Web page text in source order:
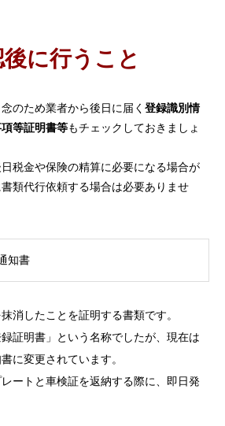
に行うこと
のため業者から後日に届く登録識別情
等証明書等もチェックしておきましょ
税金や保険の精算に必要になる場合が
類代行依頼する場合は必要ありませ
知書
消したことを証明する書類です。
証明書」という名称でしたが、現在は
に変更されています。
ートと車検証を返納する際に、即日発